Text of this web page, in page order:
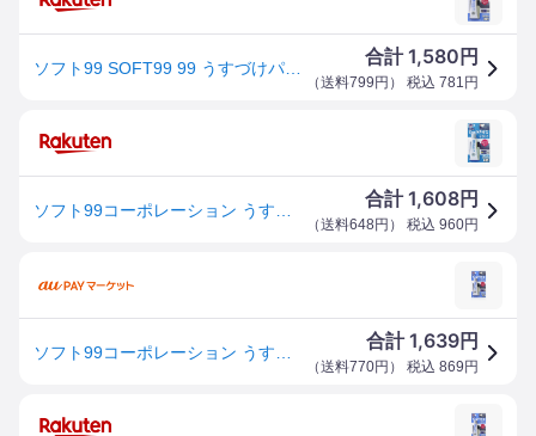
合計1,580 円
（送料799円 ） 税込 781 円
合計1,608円
（送料648円 ） 税込 960円
合計1,639円
（送料770円 ） 税込 869 円